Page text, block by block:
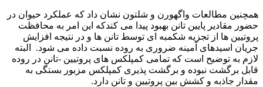
همچنین مطالعات واگهورن و شلتون نشان داد که عملکرد حیوان در
حضور مقادیر پایین تانن بهبود پیدا می کندکه این امر به محافظت
پروتیین ها از تجزیه شکمبه ای توسط تانن ها و در نتیجه افزایش
جریان اسیدهای آمینه ضروری به روده نسبت داده می شود. البته
لازم به توضیح است که تمامی کمپلکس های پروتیین -تانن در روده
قابل برگشت نبوده و برگشت پذیری کمپلکس مزبور بستگی به
مقدار جاذبه و کشش بین پروتیین و تانن دارد.